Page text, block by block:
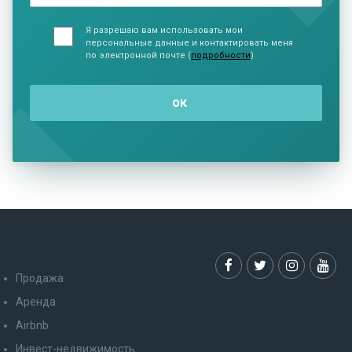
Я разрешаю вам использовать мои
персональные данные и контактировать меня
по электронной почте (подробности)
Продажа
Аренда
Airbnb
Инвест-недвижимость